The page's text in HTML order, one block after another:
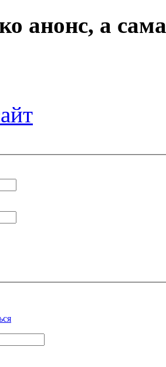
анонс, а